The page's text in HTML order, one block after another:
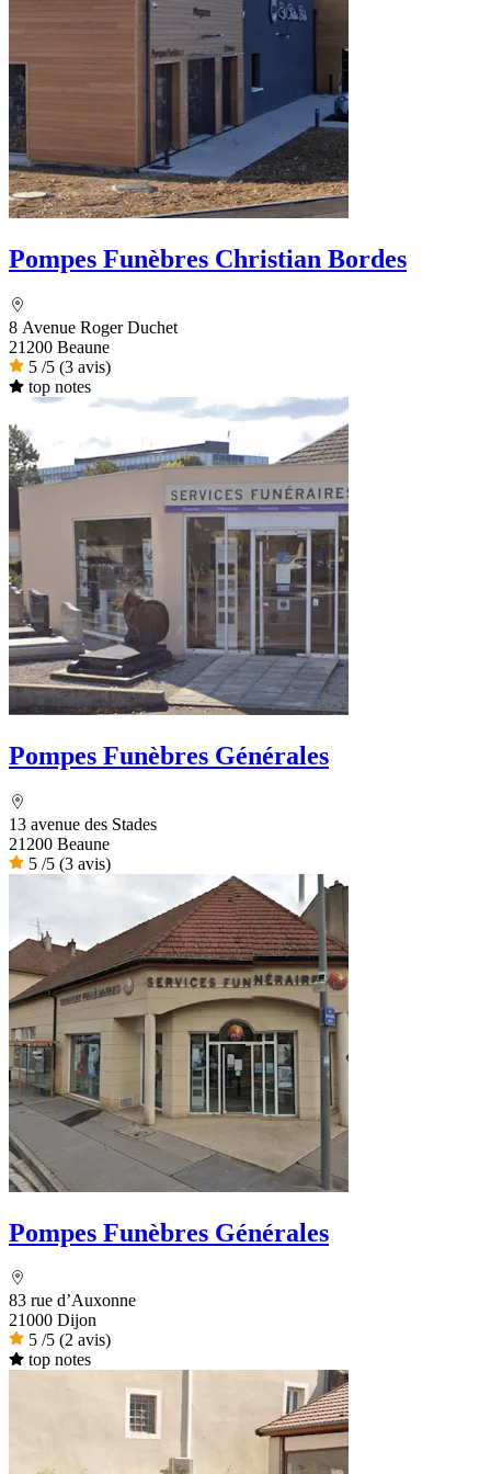
Pompes Funèbres Christian Bordes
8 Avenue Roger Duchet
21200 Beaune
5 /5 (3 avis)
top notes
Pompes Funèbres Générales
13 avenue des Stades
21200 Beaune
5 /5 (3 avis)
Pompes Funèbres Générales
83 rue d’Auxonne
21000 Dijon
5 /5 (2 avis)
top notes